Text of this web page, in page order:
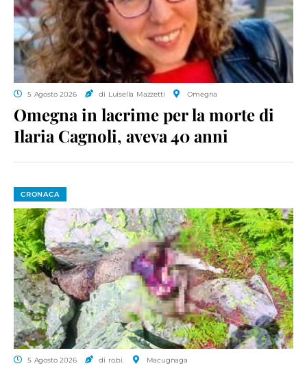
5 Agosto 2026 di Luisella Mazzetti Omegna
Omegna in lacrime per la morte di
Ilaria Cagnoli, aveva 40 anni
CRONACA
5 Agosto 2026 di ro.bi. Macugnaga